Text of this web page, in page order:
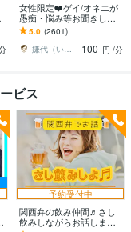
女性限定❤️ゲイ/オネエが
愚痴・悩み等お聞きしま
す 女性限定！ゲイ/オネエ
が恋愛/人間関係など何で
も聞くわよ！
5.0 (2601)
嫌代（いやよ）
100 円 /分
ビス
予約受付中
関西弁の飲み仲間♬さし
飲みしながらお話します